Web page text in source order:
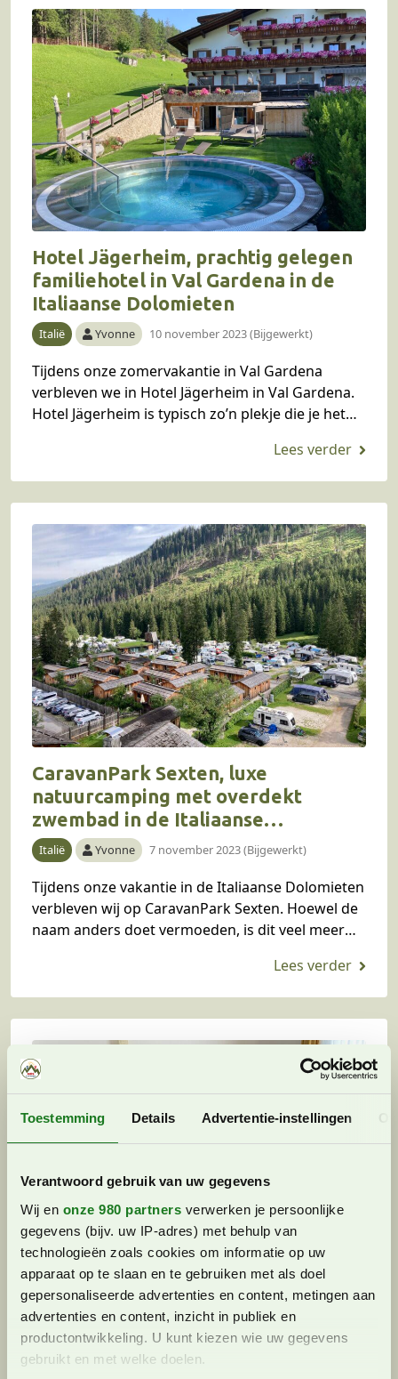
Toestemming Details Advertentie-instellingen
Verantwoord gebruik van uw gegevens
Wij en onze 980 partners verwerken je persoonlijke
gegevens (bijv. uw IP-adres) met behulp van
technologieën zoals cookies om informatie op uw
apparaat op te slaan en te gebruiken met als doel
gepersonaliseerde advertenties en content, metingen aan
advertenties en content, inzicht in publiek en
productontwikkeling. U kunt kiezen wie uw gegevens
gebruikt en met welke doelen.
Hotel Jägerheim, prachtig gelegen
familiehotel in Val Gardena in de
Italiaanse Dolomieten
Italië Yvonne 10 november 2023 (Bijgewerkt)
Tijdens onze zomervakantie in Val Gardena
verbleven we in Hotel Jägerheim in Val Gardena.
Hotel Jägerheim is typisch zo’n plekje die je het
CaravanPark Sexten, luxe
natuurcamping met overdekt
zwembad in de Italiaanse
Dolomieten
Italië Yvonne 7 november 2023 (Bijgewerkt)
Tijdens onze vakantie in de Italiaanse Dolomieten
verbleven wij op CaravanPark Sexten. Hoewel de
naam anders doet vermoeden, is dit veel meer
Family Hotel Posta, een fijn
kinderhotel in Val Gardena in Italië
Italië Yvonne 2 oktober 2023 (Bijgewerkt)